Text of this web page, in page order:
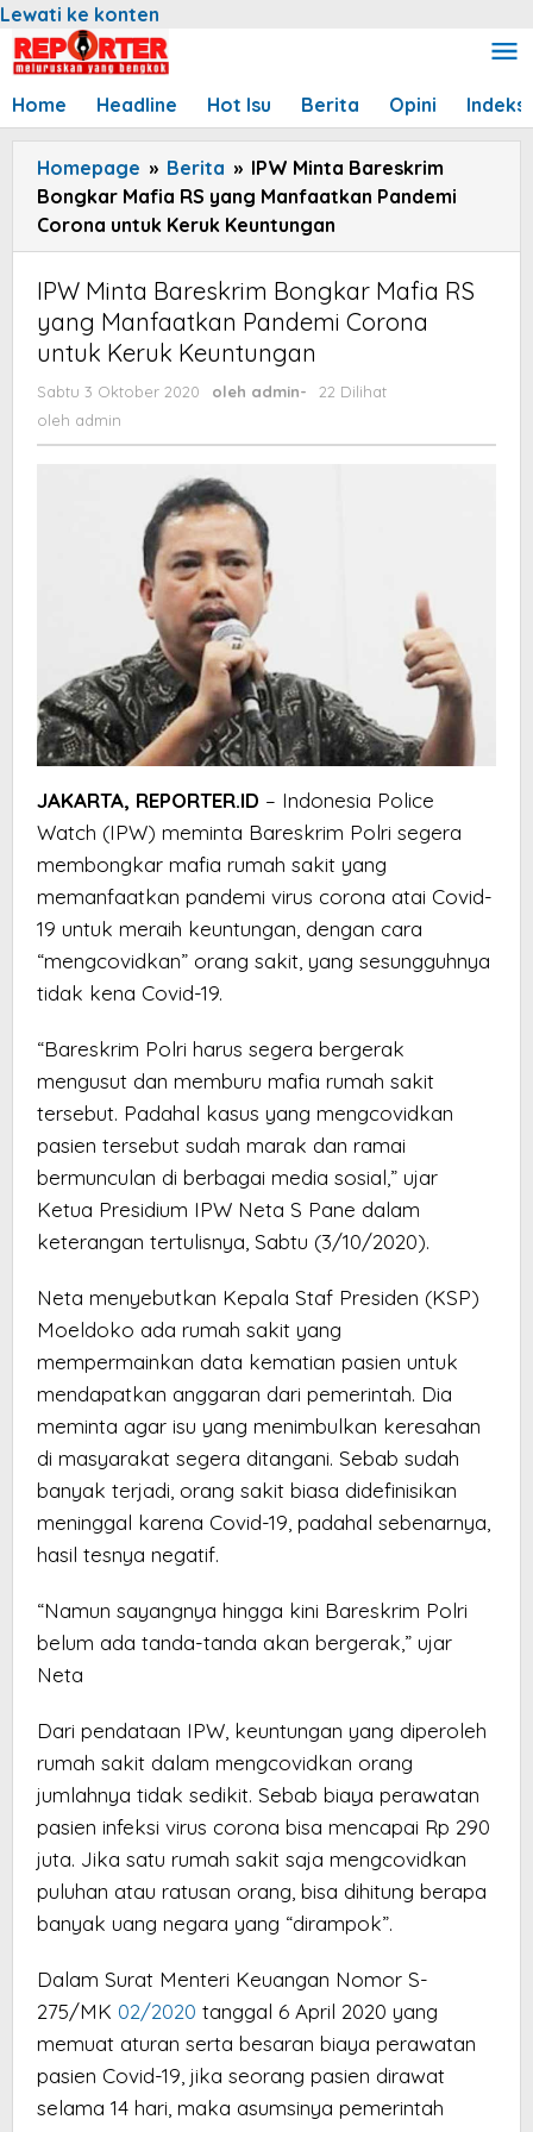
Lewati ke konten
Home Headline Hot Isu Berita Opini Indeks
Homepage » Berita » IPW Minta Bareskrim
Bongkar Mafia RS yang Manfaatkan Pandemi
Corona untuk Keruk Keuntungan
IPW Minta Bareskrim Bongkar Mafia RS
yang Manfaatkan Pandemi Corona
untuk Keruk Keuntungan
Sabtu 3 Oktober 2020 oleh admin-
22 Dilihat
oleh admin
JAKARTA, REPORTER.ID – Indonesia Police
Watch (IPW) meminta Bareskrim Polri segera
membongkar mafia rumah sakit yang
memanfaatkan pandemi virus corona atai Covid-
19 untuk meraih keuntungan, dengan cara
“mengcovidkan” orang sakit, yang sesungguhnya
tidak kena Covid-19.
“Bareskrim Polri harus segera bergerak
mengusut dan memburu mafia rumah sakit
tersebut. Padahal kasus yang mengcovidkan
pasien tersebut sudah marak dan ramai
bermunculan di berbagai media sosial,” ujar
Ketua Presidium IPW Neta S Pane dalam
keterangan tertulisnya, Sabtu (3/10/2020).
Neta menyebutkan Kepala Staf Presiden (KSP)
Moeldoko ada rumah sakit yang
mempermainkan data kematian pasien untuk
mendapatkan anggaran dari pemerintah. Dia
meminta agar isu yang menimbulkan keresahan
di masyarakat segera ditangani. Sebab sudah
banyak terjadi, orang sakit biasa didefinisikan
meninggal karena Covid-19, padahal sebenarnya,
hasil tesnya negatif.
“Namun sayangnya hingga kini Bareskrim Polri
belum ada tanda-tanda akan bergerak,” ujar
Neta
Dari pendataan IPW, keuntungan yang diperoleh
rumah sakit dalam mengcovidkan orang
jumlahnya tidak sedikit. Sebab biaya perawatan
pasien infeksi virus corona bisa mencapai Rp 290
juta. Jika satu rumah sakit saja mengcovidkan
puluhan atau ratusan orang, bisa dihitung berapa
banyak uang negara yang “dirampok”.
Dalam Surat Menteri Keuangan Nomor S-
275/MK 02/2020 tanggal 6 April 2020 yang
memuat aturan serta besaran biaya perawatan
pasien Covid-19, jika seorang pasien dirawat
selama 14 hari, maka asumsinya pemerintah